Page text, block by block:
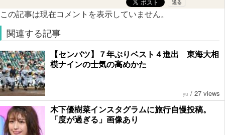
この記事は現在コメントを表示していません。
関連する記事
【センバツ】７年ぶりベスト４進出 東海大相
模ナインの士気の高めかた
yu / 27 views
木下優樹菜インスタグラムに旅行自慢投稿。
「度が過ぎる」画像あり